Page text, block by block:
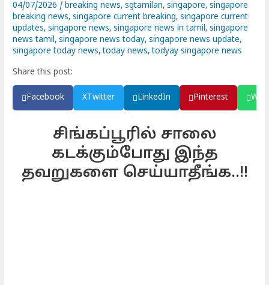
04/07/2026 /breaking news,sgtamilan,singapore,singapore
breaking news,singapore current breaking,singapore current
updates,singapore news,singapore news in tamil,singapore
news tamil,singapore news today,singapore news update,
singapore today news,today news,todyay singapore news
Share this post:
Facebook XTwitter LinkedIn Pinterest
சிங்கப்பூரில் சாலை
கடக்கும்போது இந்த
தவறுகளை செய்யாதீங்க..!!